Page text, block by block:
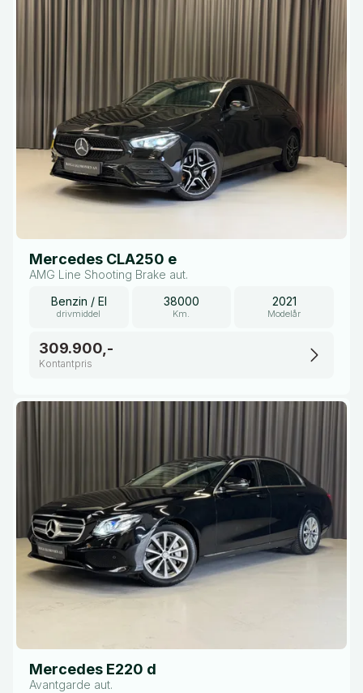
Mercedes CLA250 e
AMG Line Shooting Brake aut.
Benzin / El
drivmiddel
38000
Km.
2021
Modelår
309.900,-
Kontantpris
Mercedes E220 d
Avantgarde aut.